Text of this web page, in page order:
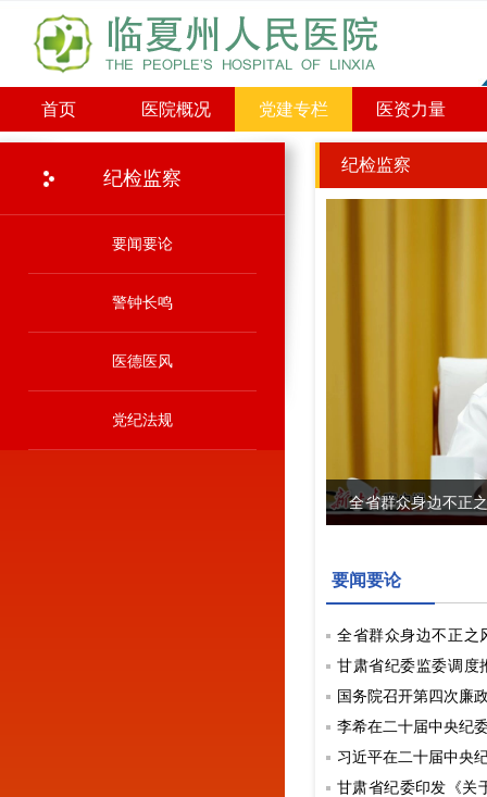
首页 医院概况 党建专栏 医资力量
纪检监察
要闻要论
警钟长鸣
医德医风
党纪法规
纪检监察
全省群众身边不正
要闻要论
全省群众身边不正之
战推进会召开 胡
甘肃省纪委监委调度
风和腐败问题集中
国务院召开第四次廉
李希在二十届中央纪
习近平在二十届中央
甘肃省纪委印发《关